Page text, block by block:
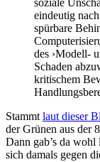
soziale
eindeutig
spürbare
des ›Modell-
Schaden
kritischem
Stammtlaut dieser
der Grünen aus der
Dann gab’s da wohl
sich damals gegen